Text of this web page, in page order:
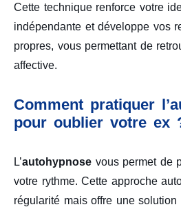
Cette technique renforce votre
indépendante et développe vos
propres, vous permettant de
affective.
Comment pratiquer
pour oublier votre ex
L’autohypnose vous permet de
votre rythme. Cette approche
régularité mais offre une